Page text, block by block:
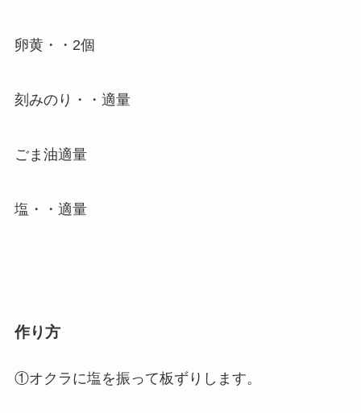
卵黄・・2個
刻みのり・・適量
ごま油適量
塩・・適量
作り方
①オクラに塩を振って板ずりします。